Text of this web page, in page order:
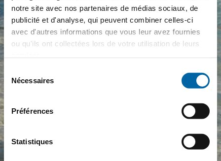
notre site avec nos partenaires de médias sociaux, de
publicité et d'analyse, qui peuvent combiner celles-ci
avec d'autres informations que vous leur avez fournies
ou qu'ils ont collectées lors de votre utilisation de leurs
Nécessaires
Préférences
Statistiques